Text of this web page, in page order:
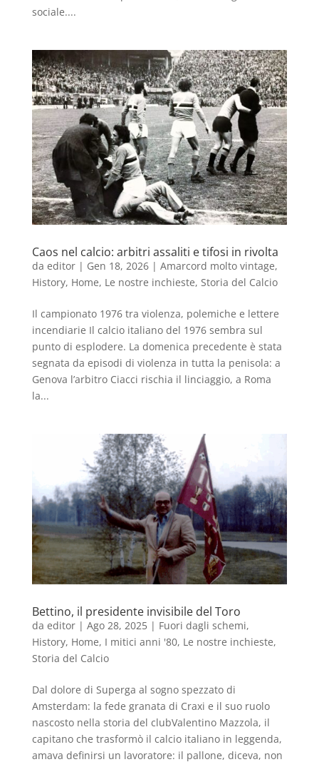
sociale....
Caos nel calcio: arbitri assaliti e tifosi in rivolta
da editor| Gen 18, 2026| Amarcord molto vintage,
History, Home, Le nostre inchieste, Storia del Calcio
Il campionato 1976 tra violenza, polemiche e lettere
incendiarie Il calcio italiano del 1976 sembra sul
punto di esplodere. La domenica precedente è stata
segnata da episodi di violenza in tutta la penisola: a
Genova l’arbitro Ciacci rischia il linciaggio, a Roma
la...
Bettino, il presidente invisibile del Toro
da editor| Ago 28, 2025| Fuori dagli schemi,
History, Home, I mitici anni '80, Le nostre inchieste,
Storia del Calcio
Dal dolore di Superga al sogno spezzato di
Amsterdam: la fede granata di Craxi e il suo ruolo
nascosto nella storia del clubValentino Mazzola, il
capitano che trasformò il calcio italiano in leggenda,
amava definirsi un lavoratore: il pallone, diceva, non